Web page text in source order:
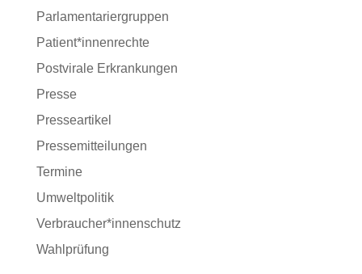
Parlamentariergruppen
Patient*innenrechte
Postvirale Erkrankungen
Presse
Presseartikel
Pressemitteilungen
Termine
Umweltpolitik
Verbraucher*innenschutz
Wahlprüfung